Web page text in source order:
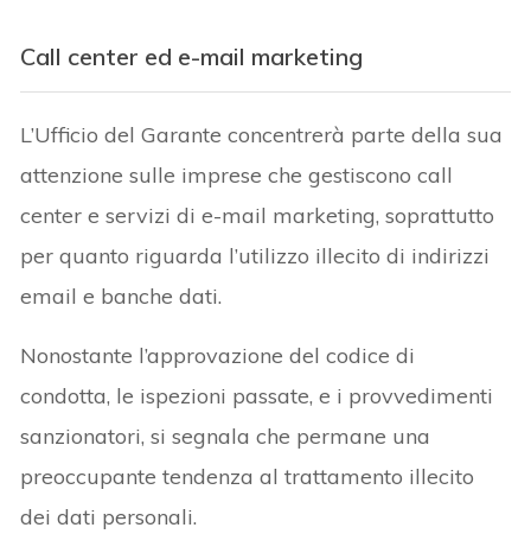
Call center ed e-mail marketing
L’Ufficio del Garante concentrerà parte della sua
attenzione sulle imprese che gestiscono call
center e servizi di e-mail marketing, soprattutto
per quanto riguarda l’utilizzo illecito di indirizzi
email e banche dati.
Nonostante l’approvazione del codice di
condotta, le ispezioni passate, e i provvedimenti
sanzionatori, si segnala che permane una
preoccupante tendenza al trattamento illecito
dei dati personali.